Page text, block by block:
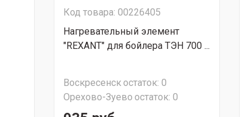
Код товара: 00226405
Нагревательный элемент
"REXANT" для бойлера ТЭН 700 ...
Воскресенскостаток: 0
Орехово-Зуево остаток: 0